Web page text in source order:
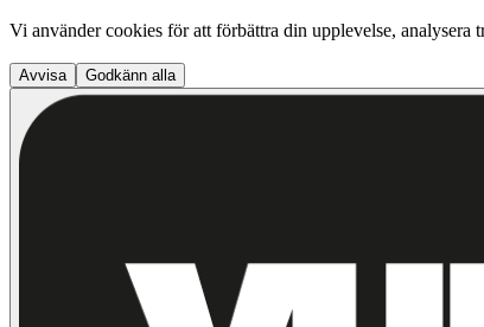
Vi använder cookies för att förbättra din upplevelse, analysera
Avvisa Godkänn alla